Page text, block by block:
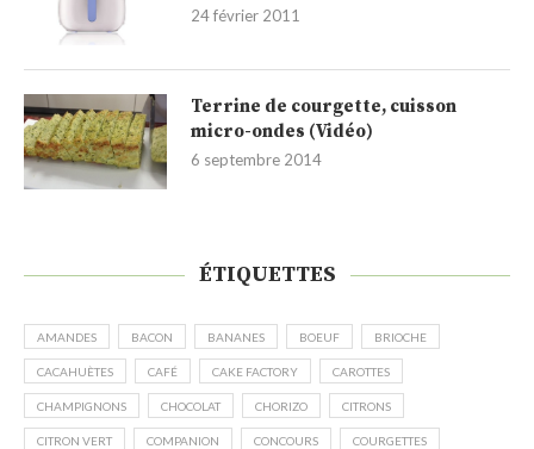
24 février 2011
Terrine de courgette, cuisson
micro-ondes (Vidéo)
6 septembre 2014
ÉTIQUETTES
AMANDES BACON BANANES BOEUF BRIOCHE
CACAHUÈTES CAFÉ CAKE FACTORY CAROTTES
CHAMPIGNONS CHOCOLAT CHORIZO CITRONS
CITRON VERT COMPANION CONCOURS COURGETTES